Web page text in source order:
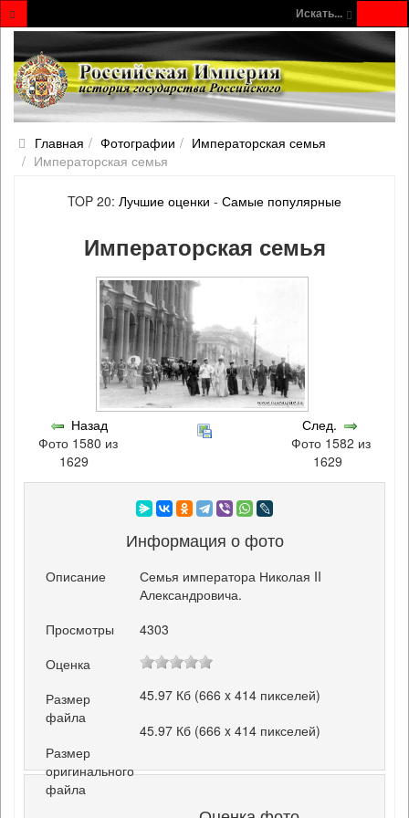
Искать...
Главная Фотографии
Императорская семья
Императорская семья
TOP 20: Лучшие оценки - Самые популярные
Императорская семья
Назад
Фото 1580 из
1629
След.
Фото 1582 из
1629
Информация о фото
Описание
Семья императора Николая II
Александровича.
Просмотры
4303
Оценка
Размер
файла
45.97 Кб (666 x 414 пикселей)
Размер
оригинального
файла
45.97 Кб (666 x 414 пикселей)